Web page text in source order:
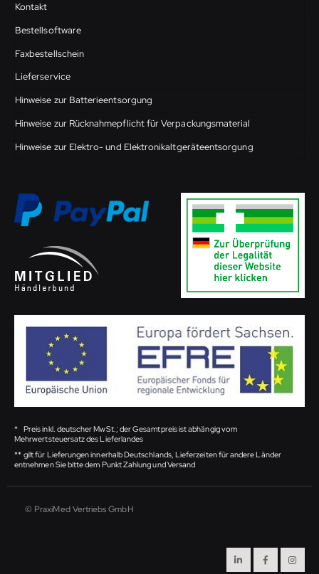
Kontakt
Bestellsoftware
Faxbestellschein
Lieferservice
Hinweise zur Batterieentsorgung
Hinweise zur Rücknahmepflicht für Verpackungsmaterial
Hinweise zur Elektro- und Elektronikaltgeräteentsorgung
* Preis inkl. deutscher MwSt.; der Gesamtpreis ist abhängig vom
Mehrwertsteuersatz des Lieferlandes
** gilt für Lieferungen innerhalb Deutschlands, Lieferzeiten für andere Länder
entnehmen Sie bitte dem Punkt Zahlung und Versand
© PraxiMed Vertriebs GmbH